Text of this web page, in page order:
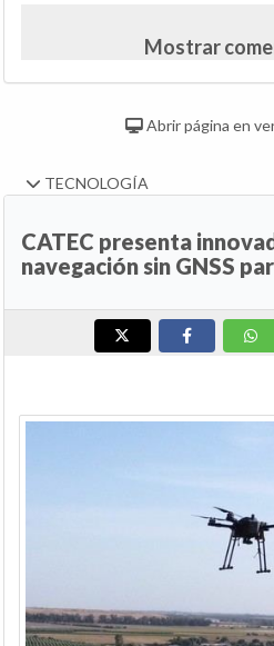
Mostrar
Abrir página en
TECNOLOGÍA
CATEC presenta
navegación sin GNSS